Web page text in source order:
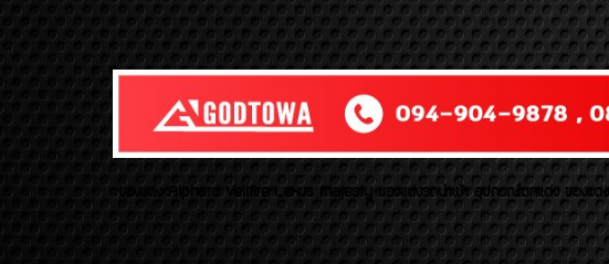
ของเเต่ง Alphard Vellfire Lexus Majesty ของเเต่งรถนำเข้า อุปกรณ์ตกแต่ง ของแ